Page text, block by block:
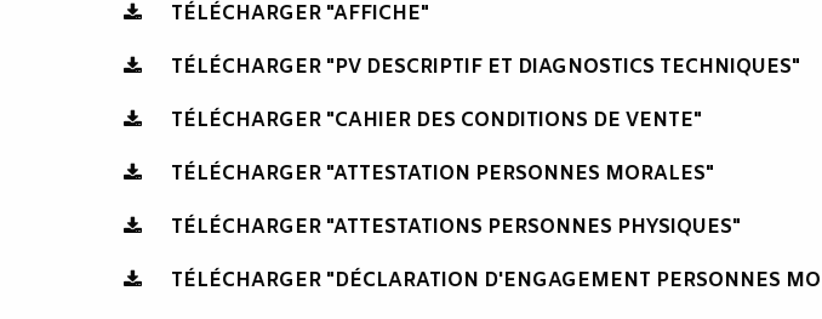
TÉLÉCHARGER "AFFICHE"
TÉLÉCHARGER "PV DESCRIPTIF ET DIAGNOSTICS TECHNIQUES"
TÉLÉCHARGER "CAHIER DES CONDITIONS DE VENTE"
TÉLÉCHARGER "ATTESTATION PERSONNES MORALES"
TÉLÉCHARGER "ATTESTATIONS PERSONNES PHYSIQUES"
TÉLÉCHARGER "DÉCLARATION D'ENGAGEMENT PERSONNES